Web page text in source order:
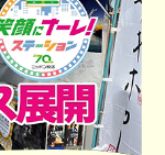
ていくことを目指
方創生担当）
ー/starnet代表
」！
」でランキング上
市の3都市！
子店「まるたや」
ーツ「三ヶ日みか